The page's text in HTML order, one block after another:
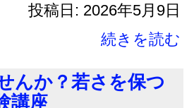
投稿日: 2026年5月9日
続きを読む
んか？若さを保つ
講座